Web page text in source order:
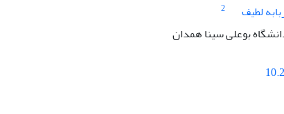
لطیف
2
بوعلی سینا همدان